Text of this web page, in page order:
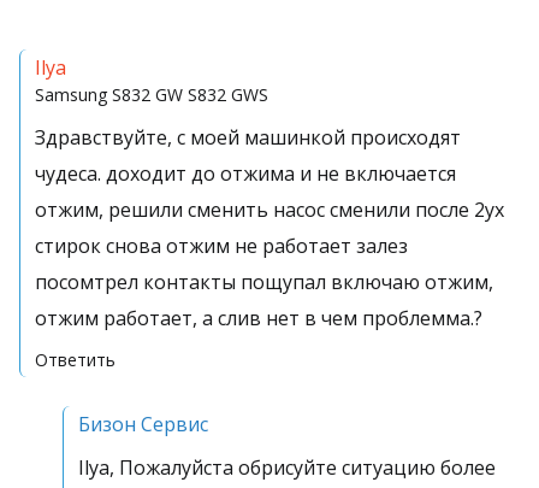
Ilya
Samsung S832 GW S832 GWS
Здравствуйте, с моей машинкой происходят
чудеса. доходит до отжима и не включается
отжим, решили сменить насос сменили после 2ух
стирок снова отжим не работает залез
посомтрел контакты пощупал включаю отжим,
отжим работает, а слив нет в чем проблемма.?
Ответить
Бизон Сервис
Ilya, Пожалуйста обрисуйте ситуацию более